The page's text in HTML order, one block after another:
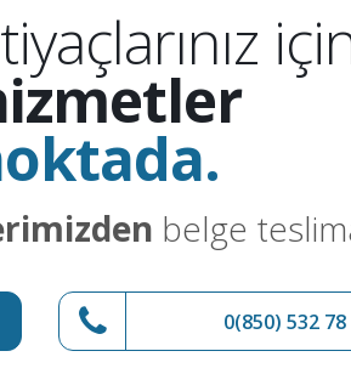
belge
0(850) 532 78